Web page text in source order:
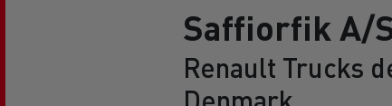
Saffiorfik A/
Renault Trucks